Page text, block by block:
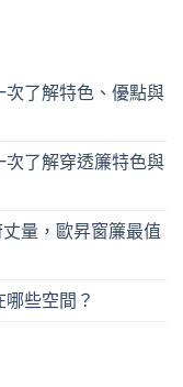
次了解特色、優點與
次了解穿透簾特色與
量，歐昇窗簾最值
哪些空間？